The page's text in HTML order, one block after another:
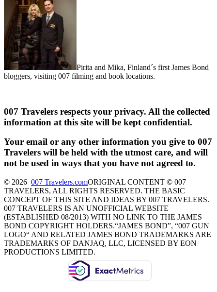
Pirita and Mika, Finland´s first James Bond
bloggers, visiting 007 filming and book locations.
007 Travelers respects your privacy. All the collected
information at this site will be kept confidential.
Your email or any other information you give to 007
Travelers will be held with the utmost care, and will
not be used in ways that you have not agreed to.
© 2026 007 Travelers.comORIGINAL CONTENT © 007
TRAVELERS, ALL RIGHTS RESERVED. THE BASIC
CONCEPT OF THIS SITE AND IDEAS BY 007 TRAVELERS.
007 TRAVELERS IS AN UNOFFICIAL WEBSITE
(ESTABLISHED 08/2013) WITH NO LINK TO THE JAMES
BOND COPYRIGHT HOLDERS.“JAMES BOND”, “007 GUN
LOGO“ AND RELATED JAMES BOND TRADEMARKS ARE
TRADEMARKS OF DANJAQ, LLC, LICENSED BY EON
PRODUCTIONS LIMITED.